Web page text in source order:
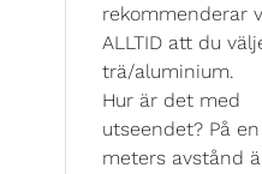
rekommenderar
ALLTID att du
trä/aluminium.
Hur är det med
utseendet? På en
meters avstånd